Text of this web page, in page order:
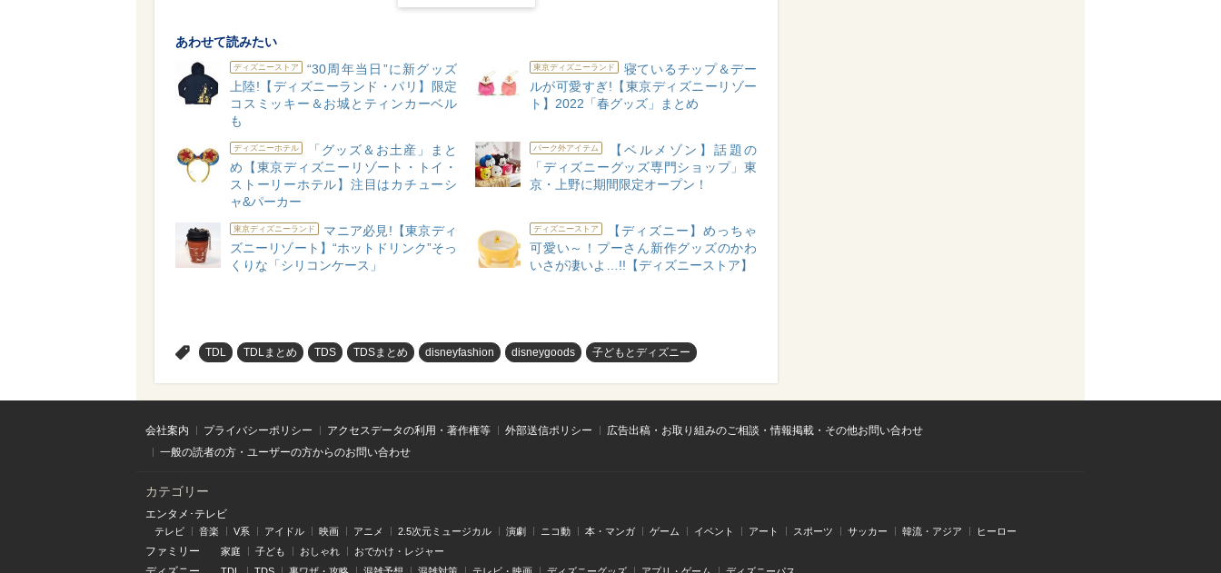
あわせて読みたい
ディズニーストア
“30周年当日”に新グッズ
上陸!【ディズニーランド・パリ】限定
コスミッキー＆お城とティンカーベル
も
東京ディズニーランド
寝ているチップ＆デー
ルが可愛すぎ!【東京ディズニーリゾー
ト】2022「春グッズ」まとめ
ディズニーホテル
「グッズ＆お土産」まと
め【東京ディズニーリゾート・トイ・
ストーリーホテル】注目はカチューシ
ャ&パーカー
パーク外アイテム
【ベルメゾン】話題の
「ディズニーグッズ専門ショップ」東
京・上野に期間限定オープン！
東京ディズニーランド
マニア必見!【東京ディ
ズニーリゾート】“ホットドリンク”そっ
くりな「シリコンケース」
ディズニーストア
【ディズニー】めっちゃ
可愛い～！プーさん新作グッズのかわ
いさが凄いよ…!!【ディズニーストア】
TDL TDLまとめ TDS TDSまとめ disneyfashion disneygoods 子どもとディズニー
会社案内 プライバシーポリシー アクセスデータの利用・著作権等 外部送信ポリシー
広告出稿・お取り組みのご相談・情報掲載・その他お問い合わせ
一般の読者の方・ユーザーの方からのお問い合わせ
カテゴリー
エンタメ･テレビ
テレビ 音楽 V系 アイドル 映画 アニメ 2.5次元ミュージカル 演劇 ニコ動 本・マンガ ゲーム イベント アート スポーツ サッカー 韓流・アジア ヒーロー
ファミリー 家庭 子ども おしゃれ おでかけ・レジャー